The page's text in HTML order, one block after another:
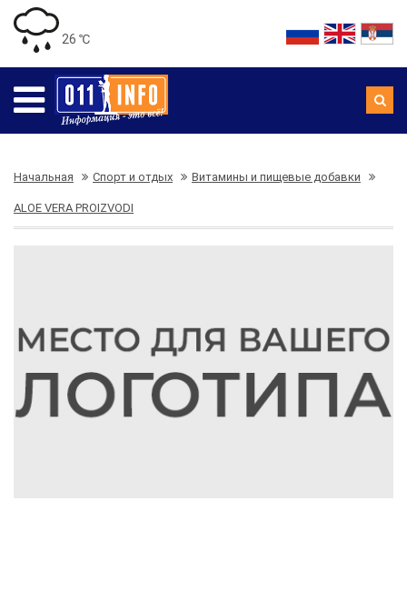
26 ℃
Начальная Спорт и отдых Витамины и пищевые добавки
ALOE VERA PROIZVODI